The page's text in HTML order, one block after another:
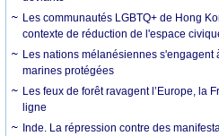
Les communautés LGBTQ+ de Hong
contexte de réduction de l'espace
Les nations mélanésiennes s'engagent
marines protégées
Les feux de forêt ravagent l’Europe, la
ligne
Inde. La répression contre des